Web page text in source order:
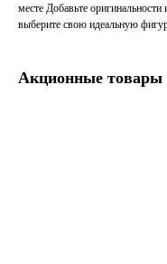
месте Добавьте
выберите свою идеальную
Акционные товары